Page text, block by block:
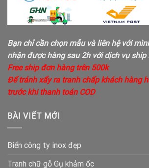
Bạn chỉ cần chọn mẫu và liên hệ với
nhận được hàng sau 2h với dịch vụ ship
Free ship đơn hàng trên 500k
Để tránh xẩy ra tranh chấp khách hàng
trước khi thanh toán COD
BÀI VIẾT MỚI
Biển công ty inox đẹp
Tranh chữ gỗ Gụ khảm ốc